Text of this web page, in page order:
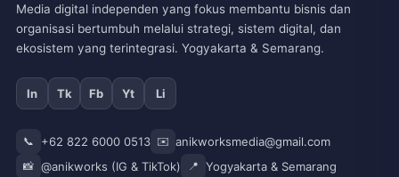
Media digital independen yang fokus membantu bisnis dan
organisasi bertumbuh melalui strategi, sistem digital, dan
ekosistem yang terintegrasi. Yogyakarta & Semarang.
In Tk Fb Yt Li
📞 +62 822 6000 0513 ✉️ anikworksmedia@gmail.com
📸 @anikworks (IG & TikTok) 📍 Yogyakarta & Semarang